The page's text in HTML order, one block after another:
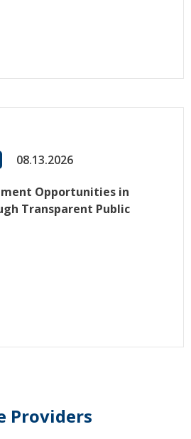
08.13.2026
Opportunities in
Transparent Public
Providers